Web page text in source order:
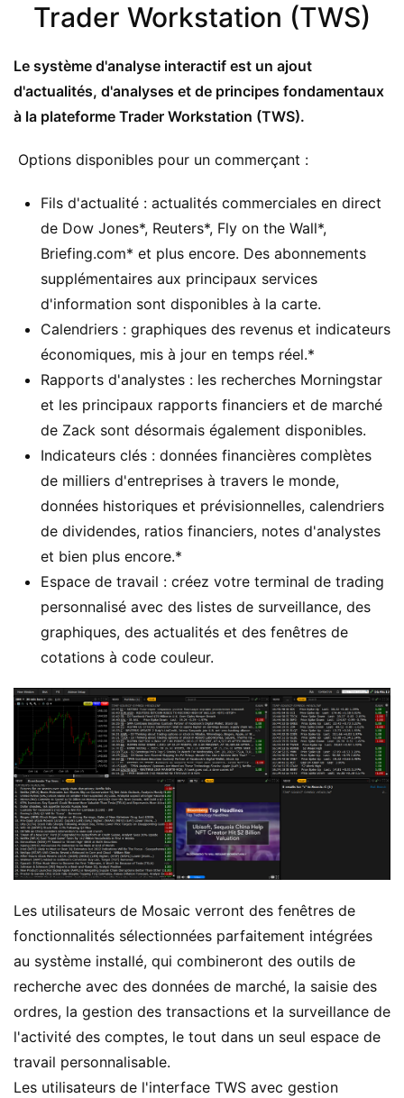
Trader Workstation (TWS)
Le système d'analyse interactif est un ajout
d'actualités, d'analyses et de principes fondamentaux
à la plateforme Trader Workstation (TWS).
Options disponibles pour un commerçant :
Fils d'actualité : actualités commerciales en direct
de Dow Jones*, Reuters*, Fly on the Wall*,
Briefing.com* et plus encore. Des abonnements
supplémentaires aux principaux services
d'information sont disponibles à la carte.
Calendriers : graphiques des revenus et indicateurs
économiques, mis à jour en temps réel.*
Rapports d'analystes : les recherches Morningstar
et les principaux rapports financiers et de marché
de Zack sont désormais également disponibles.
Indicateurs clés : données financières complètes
de milliers d'entreprises à travers le monde,
données historiques et prévisionnelles, calendriers
de dividendes, ratios financiers, notes d'analystes
et bien plus encore.*
Espace de travail : créez votre terminal de trading
personnalisé avec des listes de surveillance, des
graphiques, des actualités et des fenêtres de
cotations à code couleur.
Les utilisateurs de Mosaic verront des fenêtres de
fonctionnalités sélectionnées parfaitement intégrées
au système installé, qui combineront des outils de
recherche avec des données de marché, la saisie des
ordres, la gestion des transactions et la surveillance de
l'activité des comptes, le tout dans un seul espace de
travail personnalisable.
Les utilisateurs de l'interface TWS avec gestion